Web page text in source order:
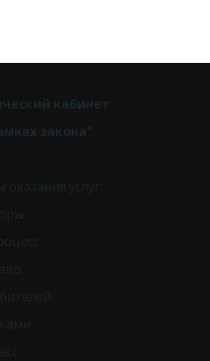
кабинет
закона"
оказания услуг: